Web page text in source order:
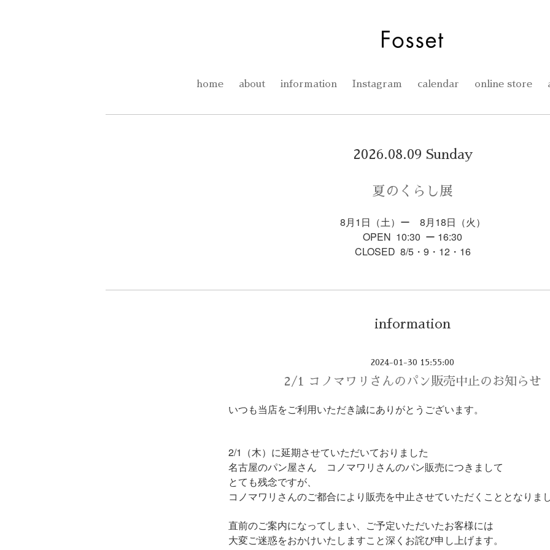
home about information Instagram calendar online store
2026.08.09 Sunday
夏のくらし展
8月1日（土）ー 8月18日（火）
OPEN 10:30 ー 16:30
CLOSED 8/5・9・12・16
information
2024-01-30 15:55:00
2/1 コノマワリさんのパン販売中止のお知らせ
いつも当店をご利用いただき誠にありがとうございます。
2/1（木）に延期させていただいておりました
名古屋のパン屋さん コノマワリさんのパン販売につきまして
とても残念ですが、
コノマワリさんのご都合により販売を中止させていただくこととなりま
直前のご案内になってしまい、ご予定いただいたお客様には
大変ご迷惑をおかけいたしますこと深くお詫び申し上げます。